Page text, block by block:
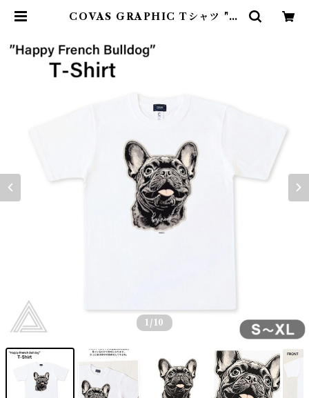
COVAS GRAPHIC Tシャツ "ハ
ユニセックス 半袖 綿100% 犬 フレ
ンチブルドッグ フレブル ブヒ 犬グ
ッズ プリントTシャツ デザインTシ
レディース 男女兼用 KM905TS |
DearKM ❤︎フレンチブルドック孔
明
1 /10